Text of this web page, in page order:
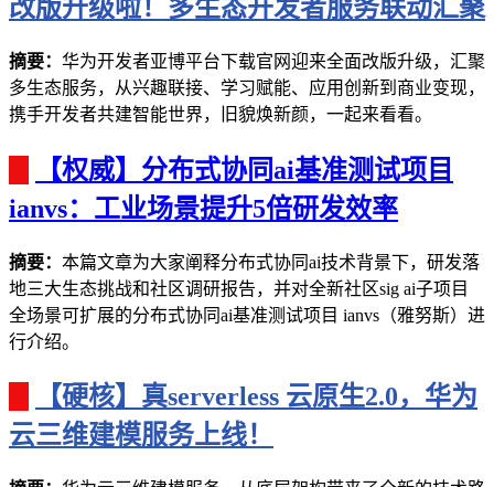
改版升级啦！多生态开发者服务联动汇聚
摘要： 华为开发者亚博平台下载官网迎来全面改版升级，汇聚
多生态服务，从兴趣联接、学习赋能、应用创新到商业变现，
携手开发者共建智能世界，旧貌焕新颜，一起来看看。
【权威】分布式协同ai基准测试项目
ianvs：工业场景提升5倍研发效率
摘要： 本篇文章为大家阐释分布式协同ai技术背景下，研发落
地三大生态挑战和社区调研报告，并对全新社区sig ai子项目
全场景可扩展的分布式协同ai基准测试项目 ianvs （雅努斯）进
行介绍。
【硬核】真serverless 云原生2.0，华为
云三维建模服务上线！